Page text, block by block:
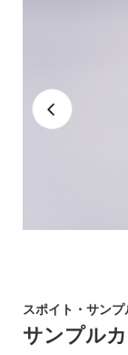
会社概要
スポイト・サン
サンプル